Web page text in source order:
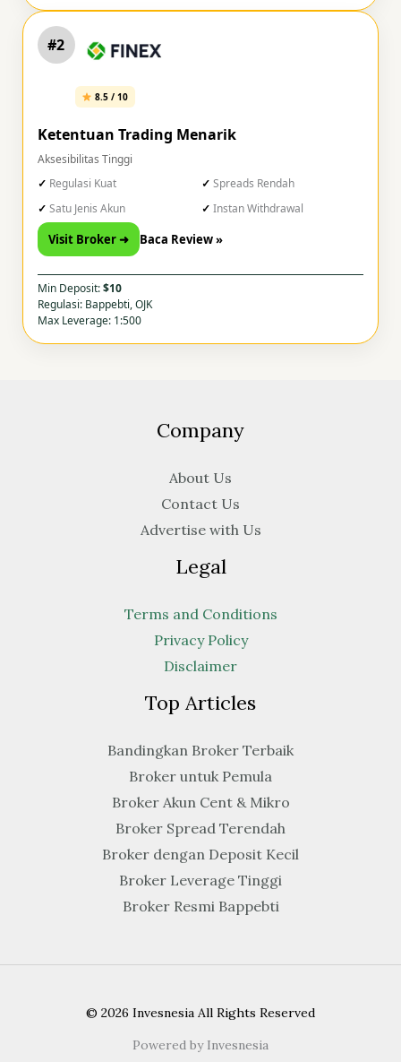
#2
8.5 / 10
Ketentuan Trading Menarik
Aksesibilitas Tinggi
Regulasi Kuat
Spreads Rendah
Satu Jenis Akun
Instan Withdrawal
Visit Broker ➜ Baca Review »
Min Deposit:$10
Regulasi: Bappebti, OJK
Max Leverage: 1:500
Company
About Us
Contact Us
Advertise with Us
Legal
Terms and Conditions
Privacy Policy
Disclaimer
Top Articles
Bandingkan Broker Terbaik
Broker untuk Pemula
Broker Akun Cent & Mikro
Broker Spread Terendah
Broker dengan Deposit Kecil
Broker Leverage Tinggi
Broker Resmi Bappebti
© 2026 Invesnesia All Rights Reserved
Powered by Invesnesia